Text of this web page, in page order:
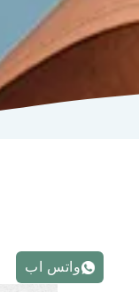
واتس اب